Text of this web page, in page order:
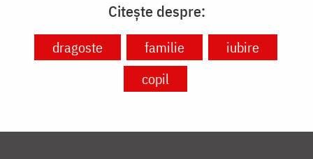
Citește despre:
dragoste familie
iubire
copil